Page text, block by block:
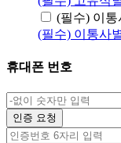
(필수) 이
(필수) 이통사
휴대폰 번호
인증 요청